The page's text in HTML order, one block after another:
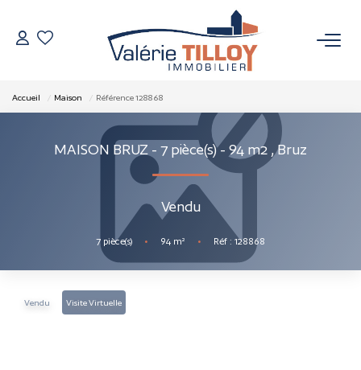
À Vendre
Vendus
VENDRE
Accueil Maison Référence 128868
MAISON BRUZ - 7 pièce(s) - 94 m2 ,Bruz
Vendu
7 pièce(s) • 94 m² • Réf : 128868
Vendu Visite Virtuelle